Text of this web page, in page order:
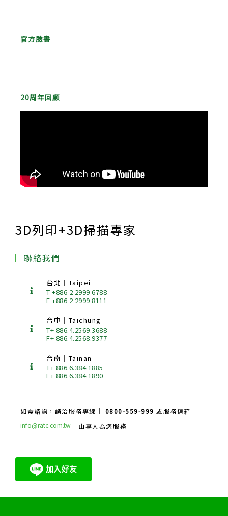
官方臉書
20周年回顧
3D列印+3D掃描專家
聯絡我們
台北｜Taipei
T +886 2 2999 6788
F +886 2 2999 8111
台中｜Taichung
T+ 886.4.2569.3688
F+ 886.4.2568.9377
台南｜Tainan
T+ 886.6.384.1885
F+ 886.6.384.1890
如需諮詢，請洽服務專線｜ 0800-559-999 或服務信箱｜
info@ratc.com.tw
由專人為您服務